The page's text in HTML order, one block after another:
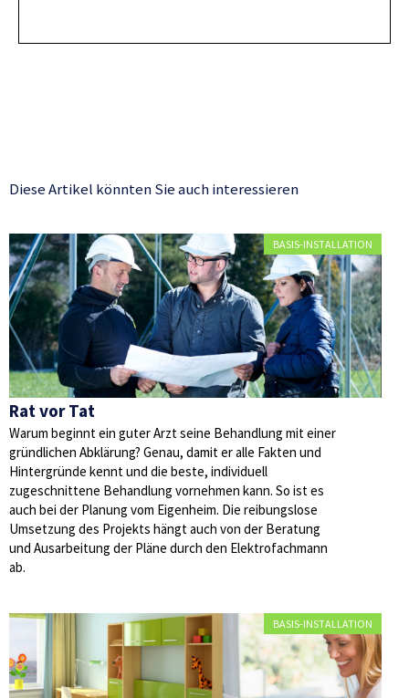
Diese Artikel könnten Sie auch interessieren
BASIS-INSTALLATION
Rat vor Tat
Warum beginnt ein guter Arzt seine Behandlung mit einer
gründlichen Abklärung? Genau, damit er alle Fakten und
Hintergründe kennt und die beste, individuell
zugeschnittene Behandlung vornehmen kann. So ist es
auch bei der Planung vom Eigenheim. Die reibungslose
Umsetzung des Projekts hängt auch von der Beratung
und Ausarbeitung der Pläne durch den Elektrofachmann
ab.
BASIS-INSTALLATION